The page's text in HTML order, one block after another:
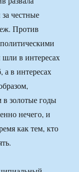
честные
Против
в интересах
а в интересах
в золотые годы
нечего, и
как тем, кто